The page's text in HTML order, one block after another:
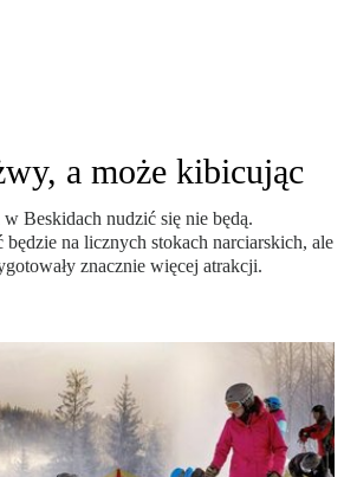
a może kibicując
Beskidach nudzić się nie będą.
będzie na licznych stokach narciarskich, ale
znacznie więcej atrakcji.